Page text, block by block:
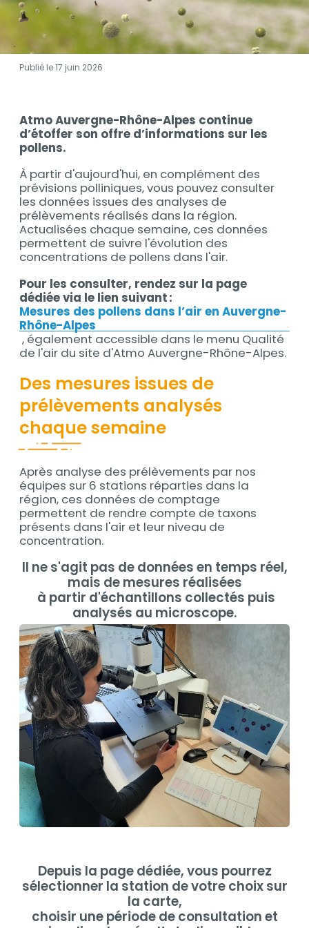
Publié le 17 juin 2026
Contenu
Atmo Auvergne-Rhône-Alpes continue
d’étoffer son offre d’informations sur les
pollens.
À partir d'aujourd'hui, en complément des
prévisions polliniques, vous pouvez consulter
les données issues des analyses de
prélèvements réalisés dans la région.
Actualisées chaque semaine, ces données
permettent de suivre l'évolution des
concentrations de pollens dans l'air.
Pour les consulter, rendez sur la page
dédiée via le lien suivant :
Mesures des pollens dans l’air en Auvergne-
Rhône-Alpes
, également accessible dans le menu Qualité
de l'air du site d'Atmo Auvergne-Rhône-Alpes.
Des mesures issues de
prélèvements analysés
chaque semaine
Contenu
Après analyse des prélèvements par nos
équipes sur 6 stations réparties dans la
région, ces données de comptage
permettent de rendre compte de taxons
présents dans l'air et leur niveau de
concentration.
Il ne s'agit pas de données en temps réel,
mais de mesures réalisées
à partir d'échantillons collectés puis
analysés au microscope.
Depuis la page dédiée, vous pourrez
sélectionner la station de votre choix sur
la carte,
choisir une période de consultation et